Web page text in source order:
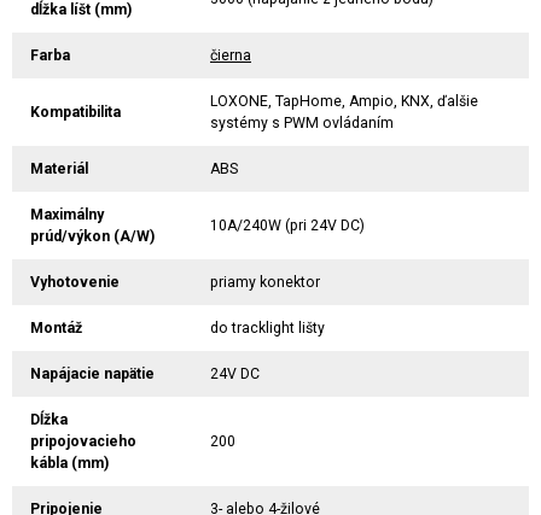
dĺžka líšt (mm)
Farba čierna
Kompatibilita
LOXONE, TapHome, Ampio, KNX, ďalšie
systémy s PWM ovládaním
Materiál ABS
Maximálny
prúd/výkon (A/W)
10A/240W (pri 24V DC)
Vyhotovenie priamy konektor
Montáž do tracklight lišty
Napájacie napätie 24V DC
Dĺžka
pripojovacieho
kábla (mm)
200
Pripojenie 3- alebo 4-žilové